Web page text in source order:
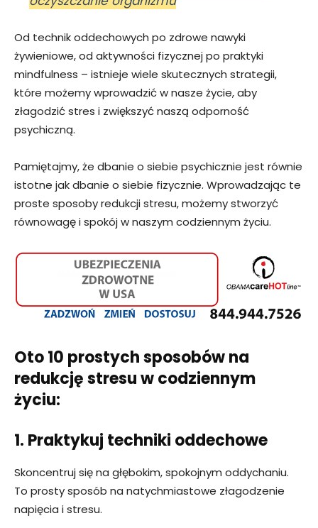
Od technik oddechowych po zdrowe nawyki
żywieniowe, od aktywności fizycznej po praktyki
mindfulness – istnieje wiele skutecznych strategii,
które możemy wprowadzić w nasze życie, aby
złagodzić stres i zwiększyć naszą odporność
psychiczną.
Pamiętajmy, że dbanie o siebie psychicznie jest równie
istotne jak dbanie o siebie fizycznie. Wprowadzając te
proste sposoby redukcji stresu, możemy stworzyć
równowagę i spokój w naszym codziennym życiu.
Oto 10 prostych sposobów na
redukcję stresu w codziennym
życiu:
1. Praktykuj techniki oddechowe
Skoncentruj się na głębokim, spokojnym oddychaniu.
To prosty sposób na natychmiastowe złagodzenie
napięcia i stresu.